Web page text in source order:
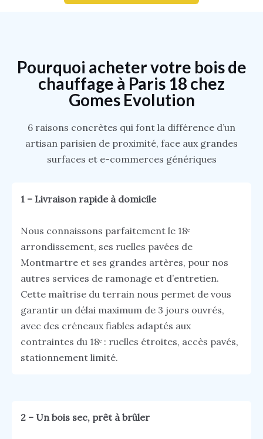
Pourquoi acheter votre bois de
chauffage à Paris 18 chez
Gomes Evolution
6 raisons concrètes qui font la différence d’un
artisan parisien de proximité, face aux grandes
surfaces et e-commerces génériques
1 – Livraison rapide à domicile
Nous connaissons parfaitement le 18ᵉ
arrondissement, ses ruelles pavées de
Montmartre et ses grandes artères, pour nos
autres services de ramonage et d’entretien.
Cette maîtrise du terrain nous permet de vous
garantir un délai maximum de 3 jours ouvrés,
avec des créneaux fiables adaptés aux
contraintes du 18ᵉ : ruelles étroites, accès pavés,
stationnement limité.
2 – Un bois sec, prêt à brûler